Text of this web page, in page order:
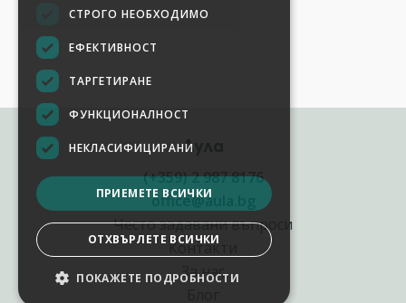
Аула
(+359) 2 987 8176
office@aula.bg
Често задавани въпроси
Контакти
За нас
СТРОГО НЕОБХОДИМО
ЕФЕКТИВНОСТ
ТАРГЕТИРАНЕ
ФУНКЦИОНАЛНОСТ
НЕКЛАСИФИЦИРАНИ
ПРИЕМЕТЕ ВСИЧКИ
ОТХВЪРЛЕТЕ ВСИЧКИ
ПОКАЖЕТЕ ПОДРОБНОСТИ